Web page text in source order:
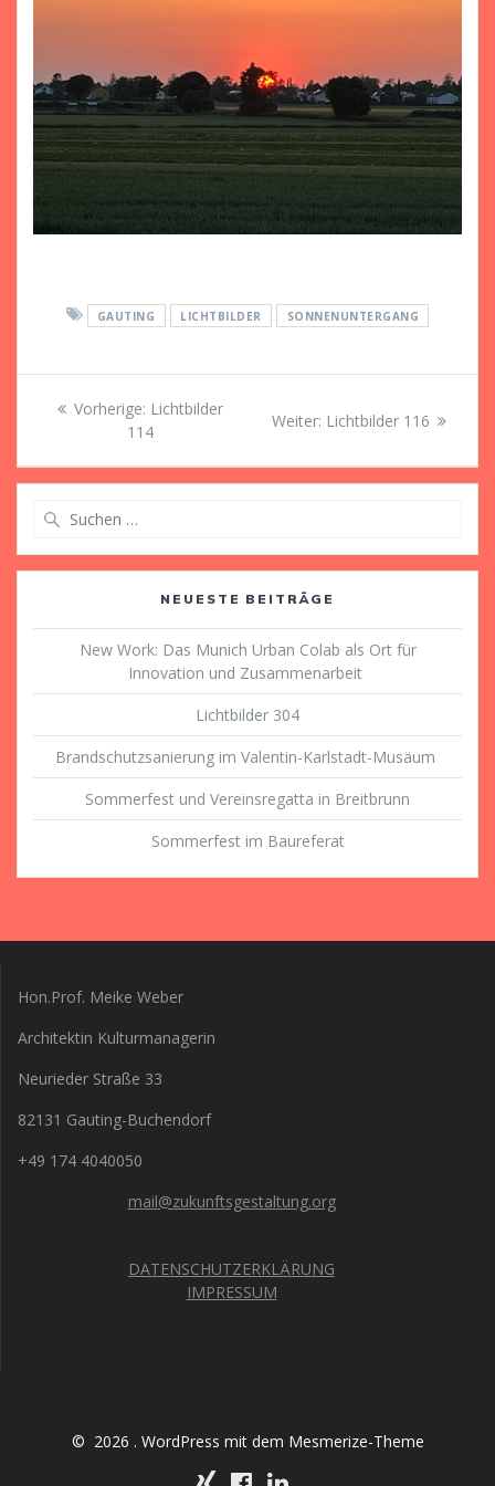
GAUTING LICHTBILDER SONNENUNTERGANG
Beitragsnavigation
Vorherige: Vorheriger
Beitrag:
Lichtbilder
114
Weiter: Nächster
Lichtbilder 116
NEUESTE BEITRÄGE
New Work: Das Munich Urban Colab als Ort für
Innovation und Zusammenarbeit
Lichtbilder 304
Brandschutzsanierung im Valentin-Karlstadt-Musäum
Sommerfest und Vereinsregatta in Breitbrunn
Sommerfest im Baureferat
Hon.Prof. Meike Weber
Architektin Kulturmanagerin
Neurieder Straße 33
82131 Gauting-Buchendorf
+49 174 4040050
mail@zukunftsgestaltung.org
DATENSCHUTZERKLÄRUNG
IMPRESSUM
© 2026 . WordPress mit dem Mesmerize-Theme